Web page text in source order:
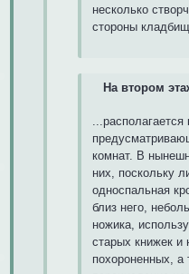
несколько
стороны
На втором
комнат. В
них, поскольку
односпальная
близ него,
ножика,
старых книжек и
похороненных,